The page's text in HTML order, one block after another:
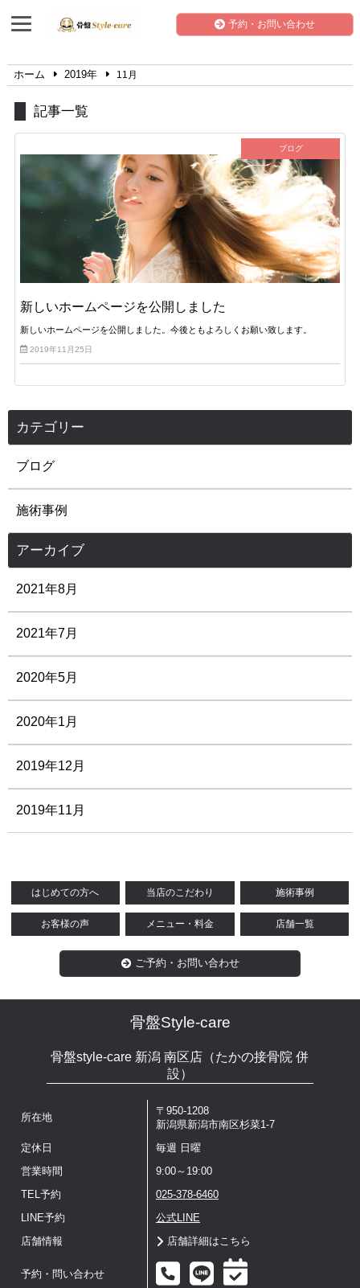
予約・お問い合わせ
ホーム 2019年 11月
記事一覧
ブログ
新しいホームページを公開しました
新しいホームページを公開しました。今後ともよろしくお願い致します。
2019年11月25日
カテゴリー
ブログ
施術事例
アーカイブ
2021年8月
2021年7月
2020年5月
2020年1月
2019年12月
2019年11月
はじめての方へ 当店のこだわり 施術事例
お客様の声 メニュー・料金 店舗一覧
ご予約・お問い合わせ
骨盤Style-care
骨盤style-care 新潟 南区店（たかの接骨院 併
設）
所在地
〒950-1208
新潟県新潟市南区杉菜1-7
定休日 毎週 日曜
営業時間 9:00～19:00
TEL予約 025-378-6460
LINE予約 公式LINE
店舗情報 店舗詳細はこちら
予約・問い合わせ